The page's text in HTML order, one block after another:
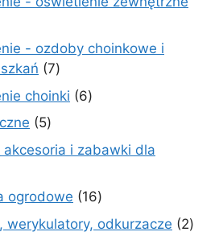
- ozdoby choinkowe i
77
produktów
choinki 66
55
produktów
akcesoria i zabawki dla
ogrodowe 1616
produktów
werykulatory, odkurzacze 22